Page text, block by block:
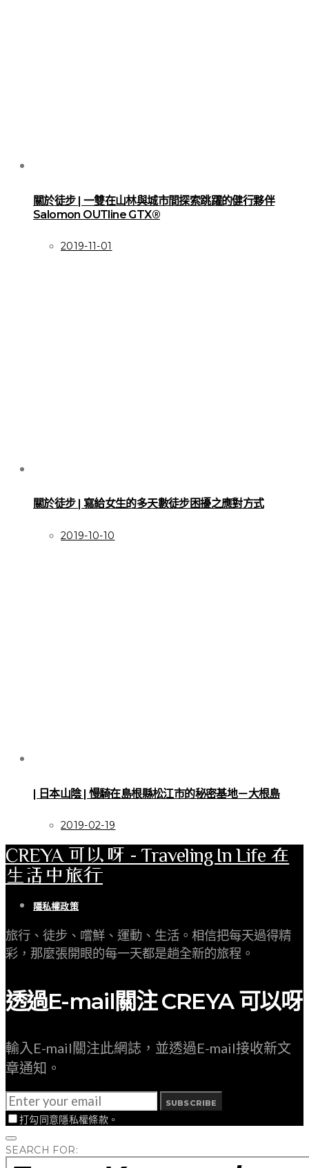
關於徒步 | 一雙在山林與城市間探索跳躍的健行夥伴
Salomon OUTline GTX®
2019-11-01
關於徒步 | 寫給女生的多天數徒步困擾之應對方式
2019-10-10
| 日本山陰 | 慢騎在島根縣松江市的秘密基地－大根島
2019-02-19
CREYA 可以呀 - Traveling In Life 在
生活中旅行
隱私權政策
旅行、徒步、嚐鮮、運動、生活。相信把每天過得精
彩，那麼張開眼的每一天都是趟全新的旅程。
透過E-mail關注 CREYA 可以呀
輸入E-mail關注此網誌，並透過E-mail接收新文
章通知。
SUBSCRIBE
打勾同意隱私權條款。
SEARCH FOR: